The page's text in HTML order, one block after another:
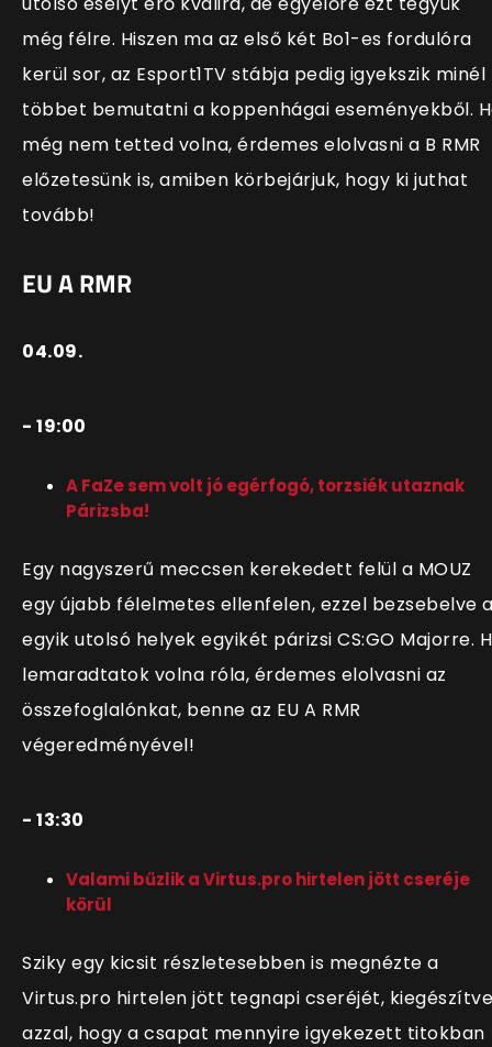
még félre. Hiszen ma az első két Bo1-es fordulóra
kerül sor, az Esport1TV stábja pedig igyekszik minél
többet bemutatni a koppenhágai eseményekből.
még nem tetted volna, érdemes elolvasni a B RMR
előzetesünk is, amiben körbejárjuk, hogy ki juthat
tovább!
EU A RMR
04.09.
- 19:00
A FaZe sem volt jó egérfogó, torzsiék utaznak
Párizsba!
Egy nagyszerű meccsen kerekedett felül a MOUZ
egy újabb félelmetes ellenfelen, ezzel bezsebelve
egyik utolsó helyek egyikét párizsi CS:GO Majorre.
lemaradtatok volna róla, érdemes elolvasni az
összefoglalónkat, benne az EU A RMR
végeredményével!
- 13:30
Valami bűzlik a Virtus.pro hirtelen jött cseréje
körül
Sziky egy kicsit részletesebben is megnézte a
Virtus.pro hirtelen jött tegnapi cseréjét, kiegészítve
azzal, hogy a csapat mennyire igyekezett titokban